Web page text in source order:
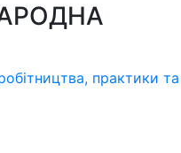
практики та